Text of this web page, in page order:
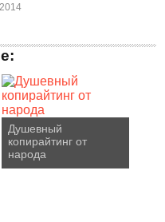
Душевный
копирайтинг от
народа